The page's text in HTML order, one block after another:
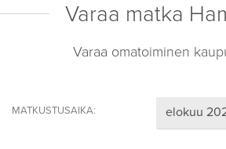
Varaa matka
Varaa omatoiminen
MATKUSTUSAIKA: